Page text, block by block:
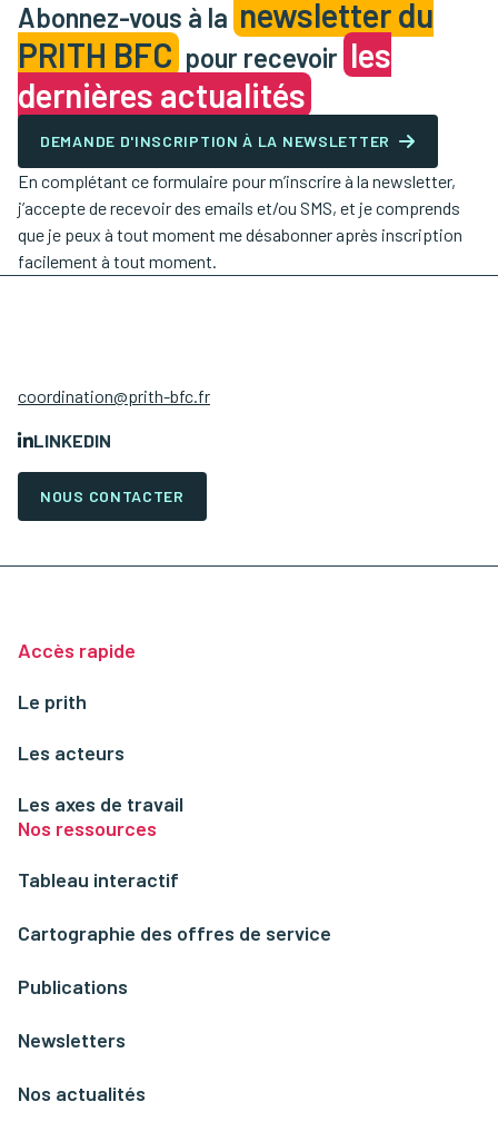
Abonnez-vous à la newsletter du
PRITH BFC pour recevoir les
dernières actualités
DEMANDE D'INSCRIPTION À LA NEWSLETTER
En complétant ce formulaire pour m’inscrire à la newsletter,
j’accepte de recevoir des emails et/ou SMS, et je comprends
que je peux à tout moment me désabonner après inscription
facilement à tout moment.
coordination@prith-bfc.fr
LINKEDIN
NOUS CONTACTER
Accès rapide
Le prith
Les acteurs
Les axes de travail
Nos ressources
Tableau interactif
Cartographie des offres de service
Publications
Newsletters
Nos actualités